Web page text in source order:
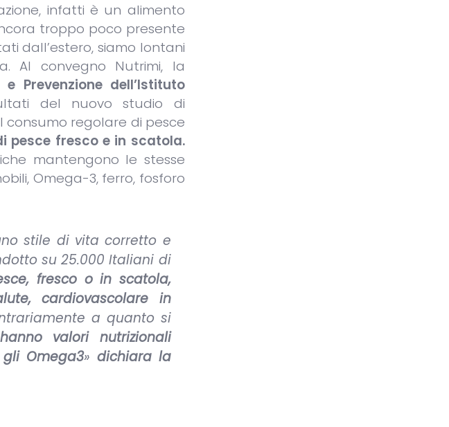
infatti è un alimento
troppo poco presente
dall’estero, siamo lontani
Al convegno Nutrimi, la
Prevenzione dell’Istituto
del nuovo studio di
consumo regolare di pesce
pesce fresco e in scatola.
mantengono le stesse
Omega-3, ferro, fosforo
stile di vita corretto e
su 25.000 Italiani di
fresco o in scatola,
cardiovascolare in
a quanto si
valori nutrizionali
Omega3» dichiara la